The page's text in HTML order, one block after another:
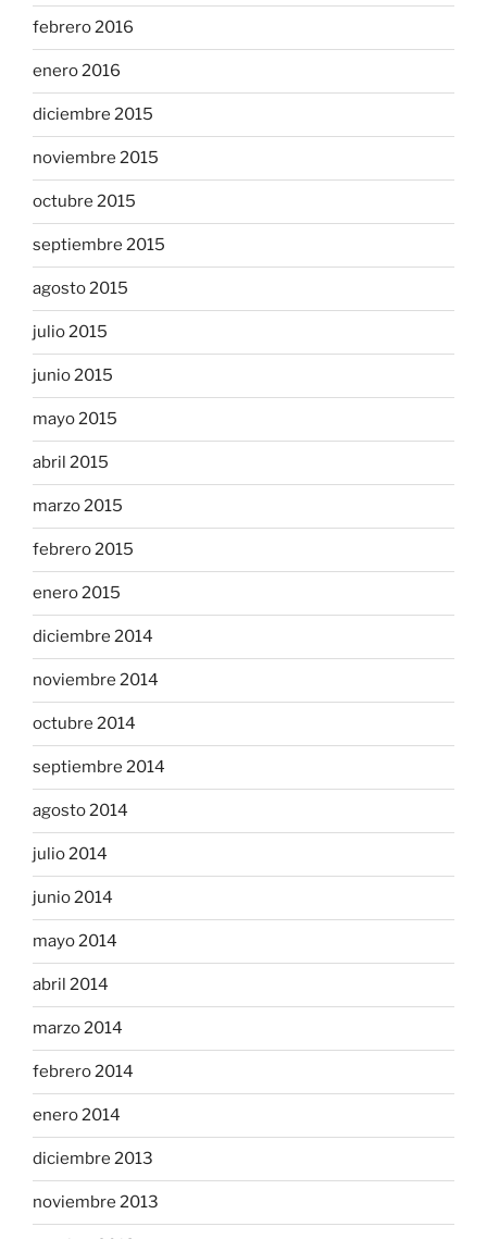
febrero 2016
enero 2016
diciembre 2015
noviembre 2015
octubre 2015
septiembre 2015
agosto 2015
julio 2015
junio 2015
mayo 2015
abril 2015
marzo 2015
febrero 2015
enero 2015
diciembre 2014
noviembre 2014
octubre 2014
septiembre 2014
agosto 2014
julio 2014
junio 2014
mayo 2014
abril 2014
marzo 2014
febrero 2014
enero 2014
diciembre 2013
noviembre 2013